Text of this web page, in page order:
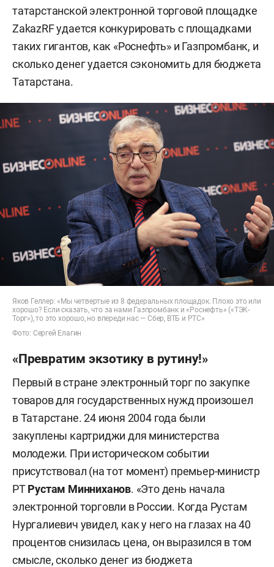
татарстанской электронной торговой площадке
ZakazRF удается конкурировать с площадками
таких гигантов, как «Роснефть» и Газпромбанк, и
сколько денег удается сэкономить для бюджета
Татарстана.
Яков Геллер: «Мы четвертые из 8 федеральных площадок. Плохо это или
хорошо? Если сказать, что за нами Газпромбанк и «Роснефть» («ТЭК-
Торг»), то это хорошо, но впереди нас — Сбер, ВТБ и РТС»
Фото: Сергей Елагин
«Превратим экзотику в рутину!»
Первый в стране электронный торг по закупке
товаров для государственных нужд произошел
в Татарстане. 24 июня 2004 года были
закуплены картриджи для министерства
молодежи. При историческом событии
присутствовал (на тот момент) премьер-министр
РТРустам Минниханов. «Это день начала
электронной торговли в России. Когда Рустам
Нургалиевич увидел, как у него на глазах на 40
процентов снизилась цена, он выразился в том
смысле, сколько денег из бюджета